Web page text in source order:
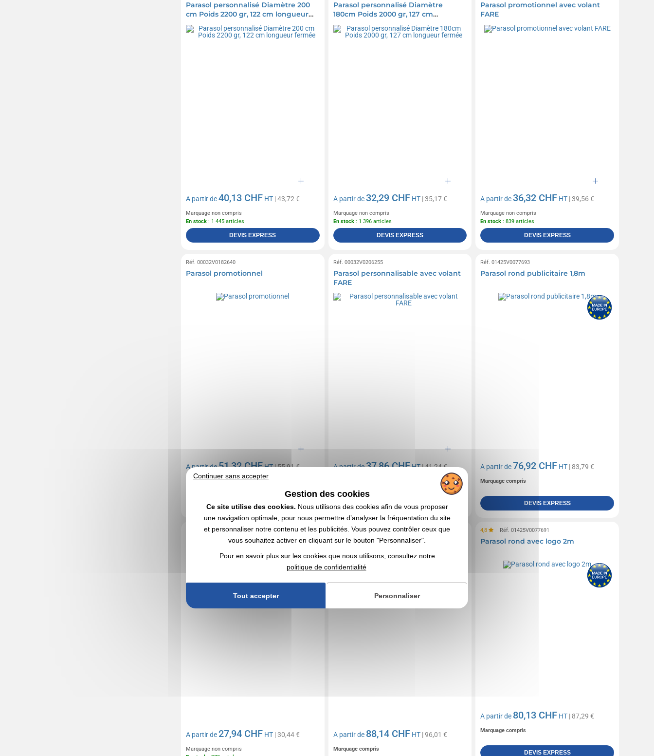
Parasol personnalisé Diamètre 200
cm Poids 2200 gr, 122 cm longueur
fermée
A partir de40,13 CHF HT | 43,72 €
Marquage non compris
En stock : 1 445 articles
DEVIS EXPRESS
Parasol personnalisé Diamètre
180cm Poids 2000 gr, 127 cm
longueur fermée
A partir de32,29 CHF HT| 35,17 €
Marquage non compris
En stock: 1 396 articles
DEVIS EXPRESS
Parasol promotionnel avec volant
FARE
A partir de36,32 CHF HT | 39,56 €
Marquage non compris
En stock : 839 articles
DEVIS EXPRESS
Réf. 00032V0182640
Parasol promotionnel
A partir de51,32 CHFHT| 55,91 €
Marquage non compris
DEVIS EXPRESS
Réf. 00032V0206255
Parasol personnalisable avec volant
FARE
A partir de37,86 CHFHT| 41,24 €
En stock: 681 articles
DEVIS EXPRESS
Réf. 01425V0077693
Parasol rond publicitaire 1,8m
A partir de 76,92 CHF HT | 83,79 €
Marquage compris
DEVIS EXPRESS
Réf. 00032V0161428
Parasol personnalisé - FARE
A partir de27,94 CHF HT | 30,44 €
Marquage non compris
Réf. 01425V0077782
Petit parasol carré publicitaire 1,35m
A partir de 88,14 CHF HT| 96,01 €
Marquage compris
4,8 Réf. 01425V0077691
Parasol rond avec logo 2m
A partir de 80,13 CHF HT | 87,29 €
Marquage compris
DEVIS EXPRESS
Continuer sans accepter
Gestion des cookies
Ce site utilise des cookies. Nous utilisons des cookies afin de vous proposer
une navigation optimale, pour nous permettre d’analyser la fréquentation du site
et personnaliser notre contenu et les publicités. Vous pouvez contrôler ceux que
vous souhaitez activer en cliquant sur le bouton "Personnaliser".
Pour en savoir plus sur les cookies que nous utilisons, consultez notre
politique de confidentialité
Tout accepter Personnaliser